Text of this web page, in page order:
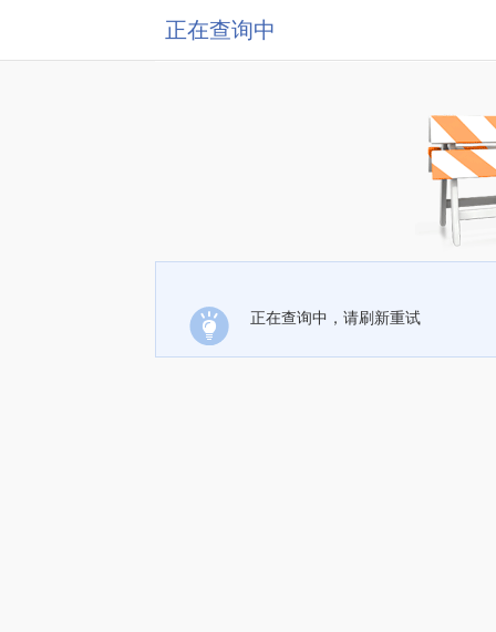
正在查询中
正在查询中，请刷新重试